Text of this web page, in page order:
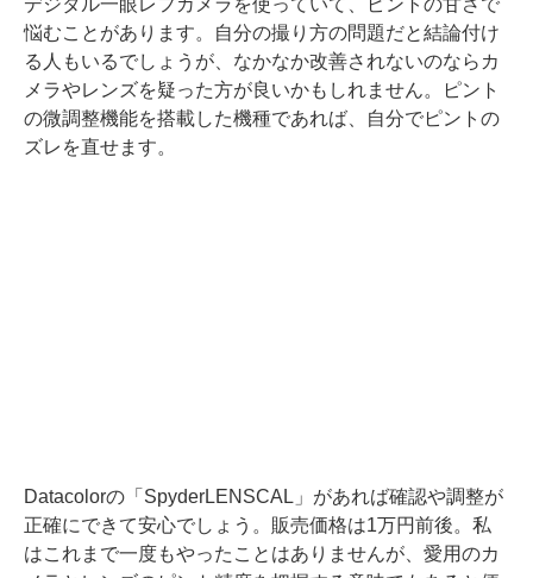
デジタル一眼レフカメラを使っていて、ピントの甘さで
悩むことがあります。自分の撮り方の問題だと結論付け
る人もいるでしょうが、なかなか改善されないのならカ
メラやレンズを疑った方が良いかもしれません。ピント
の微調整機能を搭載した機種であれば、自分でピントの
ズレを直せます。
Datacolorの「SpyderLENSCAL」があれば確認や調整が
正確にできて安心でしょう。販売価格は1万円前後。私
はこれまで一度もやったことはありませんが、愛用のカ